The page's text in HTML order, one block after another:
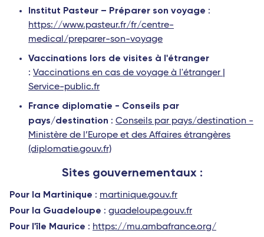
Institut Pasteur – Préparer son voyage :
https://www.pasteur.fr/fr/centre-
medical/preparer-son-voyage
Vaccinations lors de visites à l'étranger
: Vaccinations en cas de voyage à l'étranger |
Service-public.fr
France diplomatie - Conseils par
pays/destination : Conseils par pays/destination -
Ministère de l’Europe et des Affaires étrangères
(diplomatie.gouv.fr)
Sites gouvernementaux :
Pour la Martinique : martinique.gouv.fr
Pour la Guadeloupe : guadeloupe.gouv.fr
Pour l'île Maurice : https://mu.ambafrance.org/